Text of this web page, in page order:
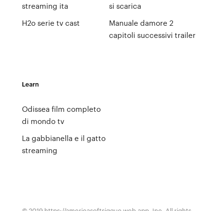
streaming ita
H2o serie tv cast
si scarica
Manuale damore 2
capitoli successivi trailer
Learn
Odissea film completo
di mondo tv
La gabbianella e il gatto
streaming